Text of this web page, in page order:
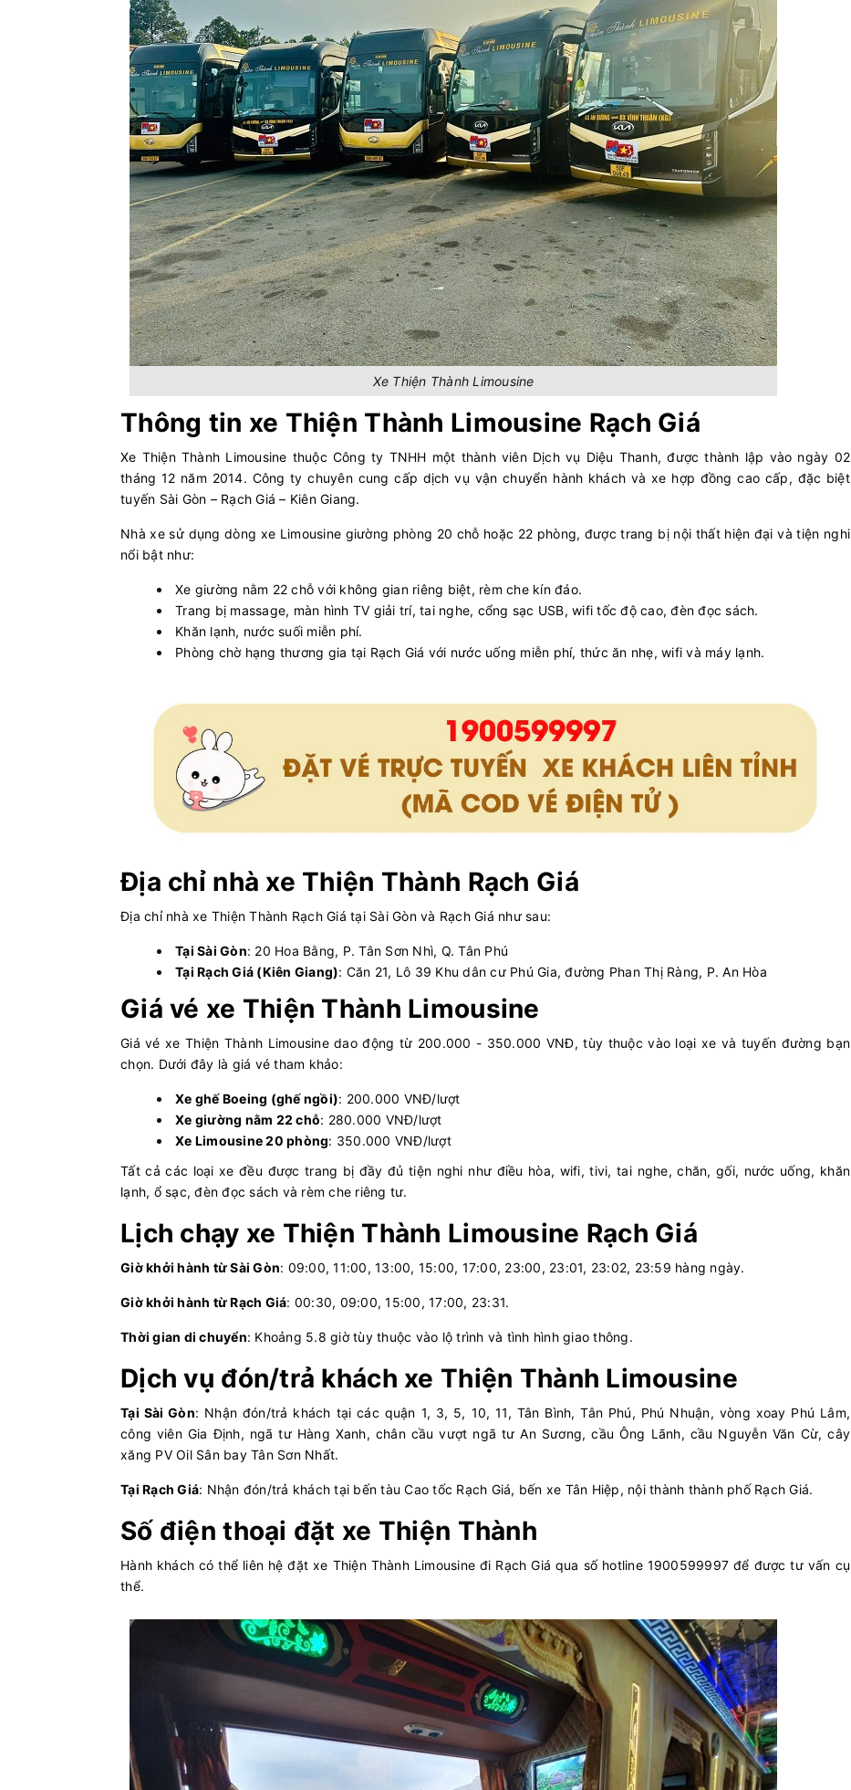
Xe Thiện Thành Limousine
Thông tin xe Thiện Thành Limousine Rạch Giá
Xe Thiện Thành Limousine thuộc Công ty TNHH một thành viên Dịch vụ Diệu Thanh, được thành lập vào ngày 02
tháng 12 năm 2014. Công ty chuyên cung cấp dịch vụ vận chuyển hành khách và xe hợp đồng cao cấp, đặc biệt
tuyến Sài Gòn – Rạch Giá – Kiên Giang.
Nhà xe sử dụng dòng xe Limousine giường phòng 20 chỗ hoặc 22 phòng, được trang bị nội thất hiện đại và tiện nghi
nổi bật như:
Xe giường nằm 22 chỗ với không gian riêng biệt, rèm che kín đáo.
Trang bị massage, màn hình TV giải trí, tai nghe, cổng sạc USB, wifi tốc độ cao, đèn đọc sách.
Khăn lạnh, nước suối miễn phí.
Phòng chờ hạng thương gia tại Rạch Giá với nước uống miễn phí, thức ăn nhẹ, wifi và máy lạnh.
Địa chỉ nhà xe Thiện Thành Rạch Giá
Địa chỉ nhà xe Thiện Thành Rạch Giá tại Sài Gòn và Rạch Giá như sau:
Tại Sài Gòn: 20 Hoa Bằng, P. Tân Sơn Nhì, Q. Tân Phú
Tại Rạch Giá (Kiên Giang): Căn 21, Lô 39 Khu dân cư Phú Gia, đường Phan Thị Ràng, P. An Hòa
Giá vé xe Thiện Thành Limousine
Giá vé xe Thiện Thành Limousine dao động từ 200.000 - 350.000 VNĐ, tùy thuộc vào loại xe và tuyến đường bạn
chọn. Dưới đây là giá vé tham khảo:
Xe ghế Boeing (ghế ngồi): 200.000 VNĐ/lượt
Xe giường nằm 22 chỗ: 280.000 VNĐ/lượt
Xe Limousine 20 phòng: 350.000 VNĐ/lượt
Tất cả các loại xe đều được trang bị đầy đủ tiện nghi như điều hòa, wifi, tivi, tai nghe, chăn, gối, nước uống, khăn
lạnh, ổ sạc, đèn đọc sách và rèm che riêng tư.
Lịch chạy xe Thiện Thành Limousine Rạch Giá
Giờ khởi hành từ Sài Gòn: 09:00, 11:00, 13:00, 15:00, 17:00, 23:00, 23:01, 23:02, 23:59 hàng ngày.
Giờ khởi hành từ Rạch Giá: 00:30, 09:00, 15:00, 17:00, 23:31.
Thời gian di chuyển: Khoảng 5.8 giờ tùy thuộc vào lộ trình và tình hình giao thông.
Dịch vụ đón/trả khách xe Thiện Thành Limousine
Tại Sài Gòn: Nhận đón/trả khách tại các quận 1, 3, 5, 10, 11, Tân Bình, Tân Phú, Phú Nhuận, vòng xoay Phú Lâm,
công viên Gia Định, ngã tư Hàng Xanh, chân cầu vượt ngã tư An Sương, cầu Ông Lãnh, cầu Nguyễn Văn Cừ, cây
xăng PV Oil Sân bay Tân Sơn Nhất.
Tại Rạch Giá: Nhận đón/trả khách tại bến tàu Cao tốc Rạch Giá, bến xe Tân Hiệp, nội thành thành phố Rạch Giá.
Số điện thoại đặt xe Thiện Thành
Hành khách có thể liên hệ đặt xe Thiện Thành Limousine đi Rạch Giá qua số hotline 1900599997 để được tư vấn cụ
thể.